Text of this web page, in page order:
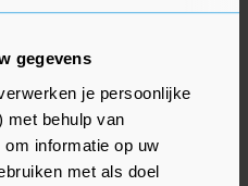
gegevens
je persoonlijke
met behulp van
informatie op uw
met als doel